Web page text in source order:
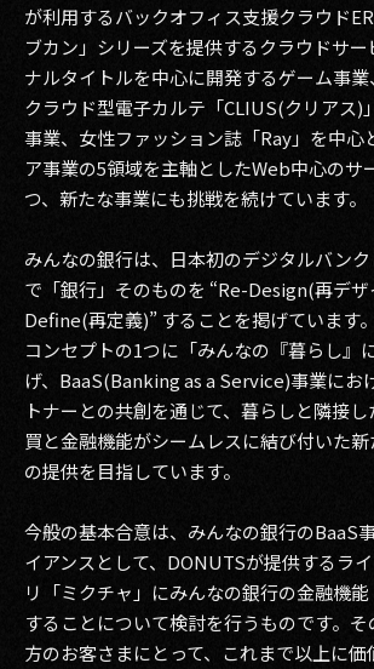
2017
2016
2015
2014
2012
2011
2010
2009
が利用するバックオフィス支援クラウド
ブカン」シリーズを提供するクラウドサ
ナルタイトルを中心に開発するゲーム事
クラウド型電子カルテ「CLIUS(クリアス)
事業、女性ファッション誌「Ray」を中心
ア事業の5領域を主軸としたWeb中心のサ
つ、新たな事業にも挑戦を続けています。
みんなの銀行は、日本初のデジタルバン
で「銀行」そのものを “Re-Design(再デザ
Define(再定義)” することを掲げています
コンセプトの1つに「みんなの『暮らし』
げ、BaaS(Banking as a Service)事業にお
トナーとの共創を通じて、暮らしと隣接
買と金融機能がシームレスに結び付いた
の提供を目指しています。
今般の基本合意は、みんなの銀行のBaaS
イアンスとして、DONUTSが提供するラ
リ「ミクチャ」にみんなの銀行の金融機
することについて検討を行うものです。
方のお客さまにとって、これまで以上に